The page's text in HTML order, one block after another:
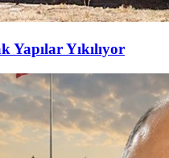
Yapılar Yıkılıyor